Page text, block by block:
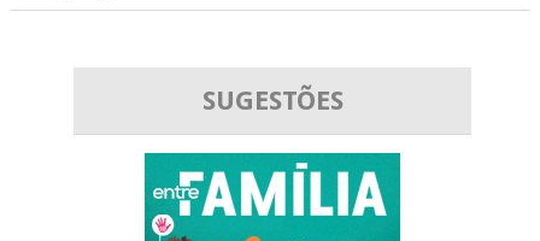
SUGESTÕES